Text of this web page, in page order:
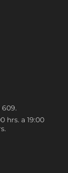
hrs. a 19:00